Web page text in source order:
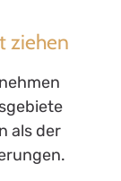
ziehen
als der